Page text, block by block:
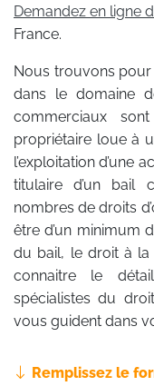
Demandez en ligne
France.
Nous trouvons
dans le domaine
commerciaux
propriétaire loue à
l’exploitation d’une
titulaire d’un bail
nombres de droits
être d’un minimum
du bail, le droit à la
connaitre le
spécialistes du
vous guident dans
Remplissez le